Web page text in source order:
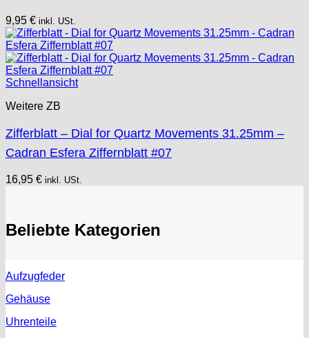
9,95 € inkl. USt.
Schnellansicht
Weitere ZB
Zifferblatt – Dial for Quartz Movements 31.25mm –
Cadran Esfera Ziffernblatt #07
16,95 € inkl. USt.
Beliebte Kategorien
Aufzugfeder
Gehäuse
Uhrenteile